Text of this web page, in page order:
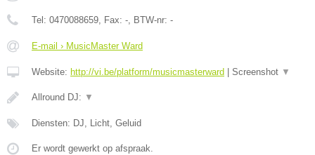
Tel: 0470088659, Fax: -, BTW-nr: -
E-mail › MusicMaster Ward
Website: http://vi.be/platform/musicmasterward Screenshot ▼
Allround DJ: ▼
Diensten: DJ, Licht, Geluid
Er wordt gewerkt op afspraak.